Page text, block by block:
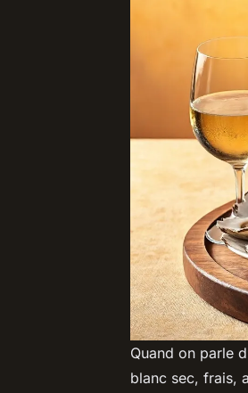
Quand on parle
blanc sec, frais,